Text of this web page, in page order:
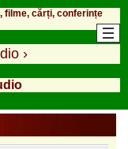
filme, cărți, conferințe
›